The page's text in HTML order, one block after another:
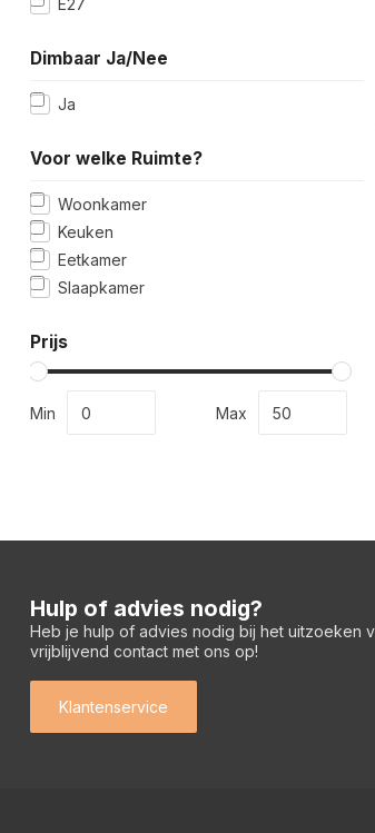
E27
Dimbaar Ja/Nee
Ja
Voor welke Ruimte?
Woonkamer
Keuken
Eetkamer
Slaapkamer
Prijs
Min Max
Hulp of advies nodig?
Heb je hulp of advies nodig bij het uitzoeken
vrijblijvend contact met ons op!
Klantenservice